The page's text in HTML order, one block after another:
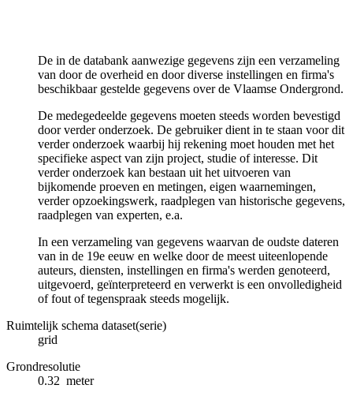
De in de databank aanwezige gegevens zijn een verzameling
van door de overheid en door diverse instellingen en firma's
beschikbaar gestelde gegevens over de Vlaamse Ondergrond.
De medegedeelde gegevens moeten steeds worden bevestigd
door verder onderzoek. De gebruiker dient in te staan voor dit
verder onderzoek waarbij hij rekening moet houden met het
specifieke aspect van zijn project, studie of interesse. Dit
verder onderzoek kan bestaan uit het uitvoeren van
bijkomende proeven en metingen, eigen waarnemingen,
verder opzoekingswerk, raadplegen van historische gegevens,
raadplegen van experten, e.a.
In een verzameling van gegevens waarvan de oudste dateren
van in de 19e eeuw en welke door de meest uiteenlopende
auteurs, diensten, instellingen en firma's werden genoteerd,
uitgevoerd, geïnterpreteerd en verwerkt is een onvolledigheid
of fout of tegenspraak steeds mogelijk.
Ruimtelijk schema dataset(serie)
grid
Grondresolutie
0.32 meter